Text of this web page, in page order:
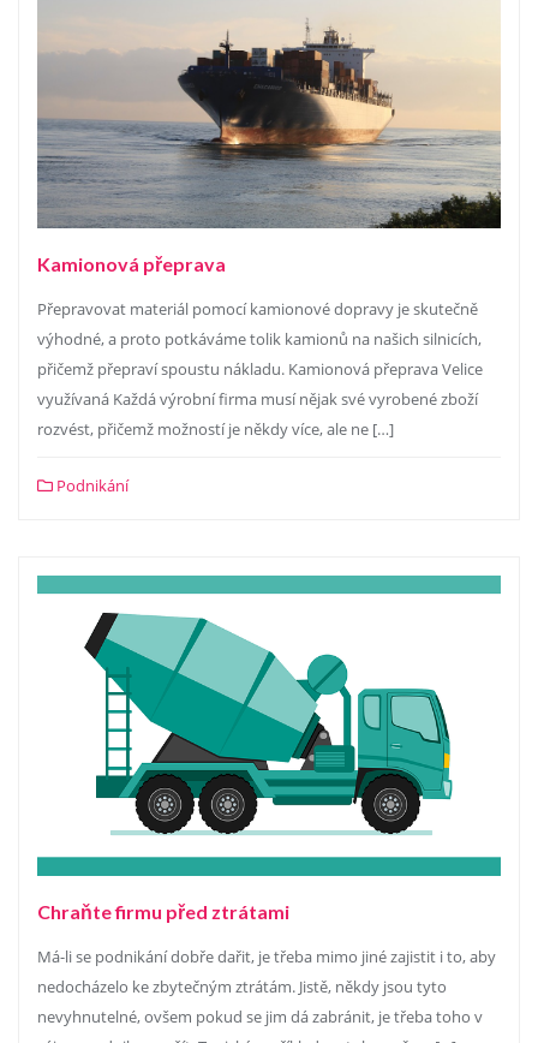
Kamionová přeprava
Přepravovat materiál pomocí kamionové dopravy je skutečně
výhodné, a proto potkáváme tolik kamionů na našich silnicích,
přičemž přepraví spoustu nákladu. Kamionová přeprava Velice
využívaná Každá výrobní firma musí nějak své vyrobené zboží
rozvést, přičemž možností je někdy více, ale ne […]
Podnikání
Chraňte firmu před ztrátami
Má-li se podnikání dobře dařit, je třeba mimo jiné zajistit i to, aby
nedocházelo ke zbytečným ztrátám. Jistě, někdy jsou tyto
nevyhnutelné, ovšem pokud se jim dá zabránit, je třeba toho v